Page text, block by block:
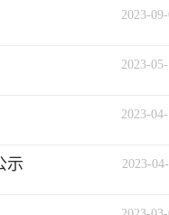
2023-
2023-
2023-
2023-
示